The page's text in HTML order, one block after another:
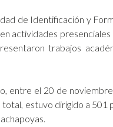
de Identificación y
actividades
trabajos
entre el 20 de
estuvo dirigido a